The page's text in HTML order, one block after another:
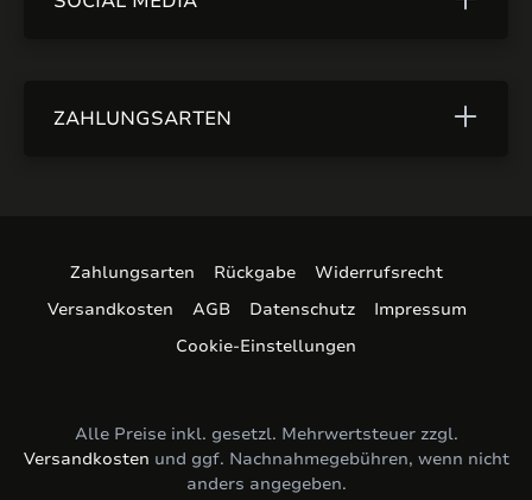
ZAHLUNGSARTEN
Zahlungsarten Rückgabe
Widerrufsrecht
Versandkosten
AGB Datenschutz
Impressum
Cookie-Einstellungen
Alle Preise inkl. gesetzl. Mehrwertsteuer zzgl.
Versandkosten und ggf. Nachnahmegebühren, wenn nicht
anders angegeben.